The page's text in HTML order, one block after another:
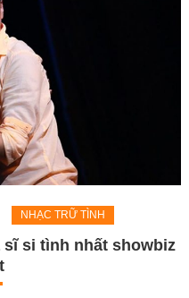
NHẠC TRỮ TÌNH
si tình nhất showbiz